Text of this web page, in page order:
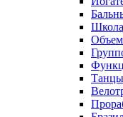
Танцы